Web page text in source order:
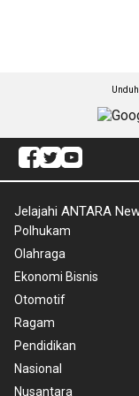
Jelajahi ANTARA
Polhukam
Olahraga
Ekonomi Bisnis
Otomotif
Ragam
Pendidikan
Nasional
Nusantara